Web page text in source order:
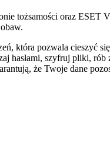
tożsamości oraz ESET
która pozwala cieszyć
hasłami, szyfruj pliki, rób
że Twoje dane